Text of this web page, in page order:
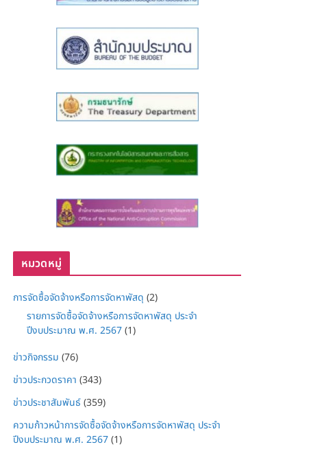
หมวดหมู่
การจัดซื้อจัดจ้างหรือการจัดหาพัสดุ (2)
รายการจัดซื้อจัดจ้างหรือการจัดหาพัสดุ ประจำ
ปีงบประมาณ พ.ศ. 2567(1)
ข่าวกิจกรรม (76)
ข่าวประกวดราคา (343)
ข่าวประชาสัมพันธ์(359)
ความก้าวหน้าการจัดซื้อจัดจ้างหรือการจัดหาพัสดุ ประจำ
ปีงบประมาณ พ.ศ. 2567(1)